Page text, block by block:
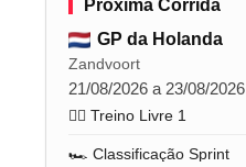
Próxima Corrida
GP da Holanda
Zandvoort
21/08/2026 a 23/08/2026
🏋️‍♂️ Treino Livre 1
🏎️ Classificação Sprint